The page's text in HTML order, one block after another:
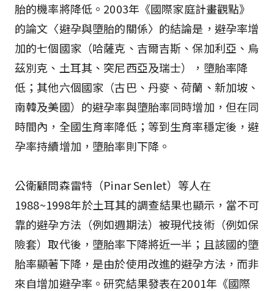
胎的機率將降低。2003年《國際家庭計畫觀點》
的論文〈避孕與墮胎的關係〉的結論是，避孕率增
加的七個國家（哈薩克、吉爾吉斯、保加利亞、烏
茲別克、土耳其、突尼西亞及瑞士），墮胎率降
低；其他六個國家（古巴、丹麥、荷蘭、新加坡、
南韓及美國）的避孕率與墮胎率同時增加，但在同
時間內，全國生育率降低；等到生育率穩定後，避
孕率持續增加，墮胎率則下降。
公衛顧問森雷特（Pinar Senlet）等人在
1988~1998年於土耳其的調查結果也顯示，當不可
靠的避孕方法（例如週期法）被現代技術（例如保
險套）取代後，墮胎率下降將近一半；且該國的墮
胎率顯著下降，是由於使用改進的避孕方法，而非
來自增加避孕率。研究結果發表在2001年《國際